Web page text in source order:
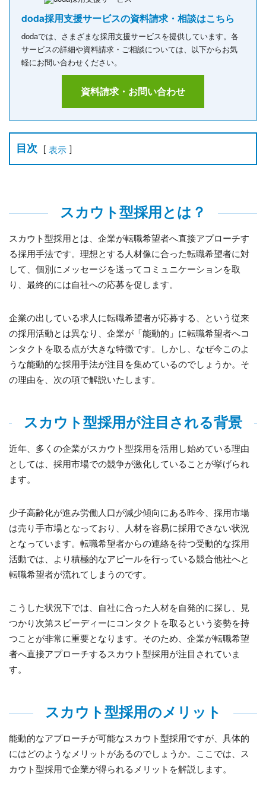
doda採用支援サービスの資料請求・相談はこちら
dodaでは、さまざまな採用支援サービスを提供しています。各
サービスの詳細や資料請求・ご相談については、以下からお気
軽にお問い合わせください。
資料請求・お問い合わせ
目次 [ 表示 ]
スカウト型採用とは？
スカウト型採用とは、企業が転職希望者へ直接アプローチす
る採用手法です。理想とする人材像に合った転職希望者に対
して、個別にメッセージを送ってコミュニケーションを取
り、最終的には自社への応募を促します。
企業の出している求人に転職希望者が応募する、という従来
の採用活動とは異なり、企業が「能動的」に転職希望者へコ
ンタクトを取る点が大きな特徴です。しかし、なぜ今このよ
うな能動的な採用手法が注目を集めているのでしょうか。そ
の理由を、次の項で解説いたします。
スカウト型採用が注目される背景
近年、多くの企業がスカウト型採用を活用し始めている理由
としては、採用市場での競争が激化していることが挙げられ
ます。
少子高齢化が進み労働人口が減少傾向にある昨今、採用市場
は売り手市場となっており、人材を容易に採用できない状況
となっています。転職希望者からの連絡を待つ受動的な採用
活動では、より積極的なアピールを行っている競合他社へと
転職希望者が流れてしまうのです。
こうした状況下では、自社に合った人材を自発的に探し、見
つかり次第スピーディーにコンタクトを取るという姿勢を持
つことが非常に重要となります。そのため、企業が転職希望
者へ直接アプローチするスカウト型採用が注目されていま
す。
スカウト型採用のメリット
能動的なアプローチが可能なスカウト型採用ですが、具体的
にはどのようなメリットがあるのでしょうか。ここでは、ス
カウト型採用で企業が得られるメリットを解説します。